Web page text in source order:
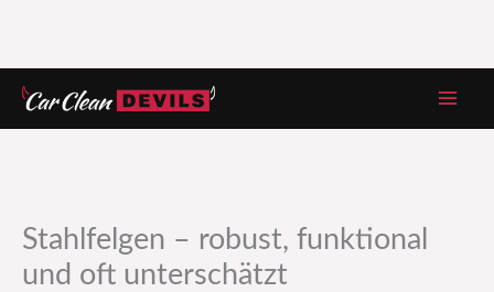
Zum
Inhalt
Stahlfelgen – robust, funktional
und oft unterschätzt